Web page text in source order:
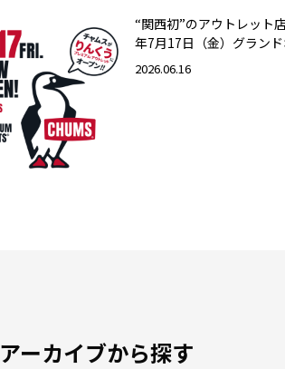
“関西初”のアウトレット
年7月17日（金）グランド
2026.06.16
アーカイブから探す